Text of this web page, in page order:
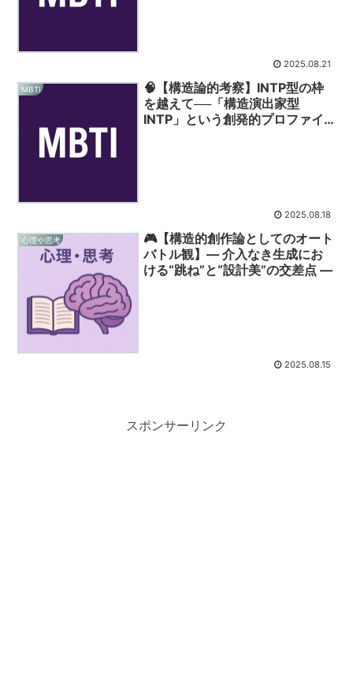
2025.08.21
MBTI
🧠【構造論的考察】INTP型の枠
を越えて──「構造演出家型
INTP」という創発的プロファイ
2025.08.18
心理や思考
🎮【構造的創作論としてのオート
バトル観】― 介入なき生成にお
ける“跳ね”と“設計美”の交差点 ―
2025.08.15
スポンサーリンク